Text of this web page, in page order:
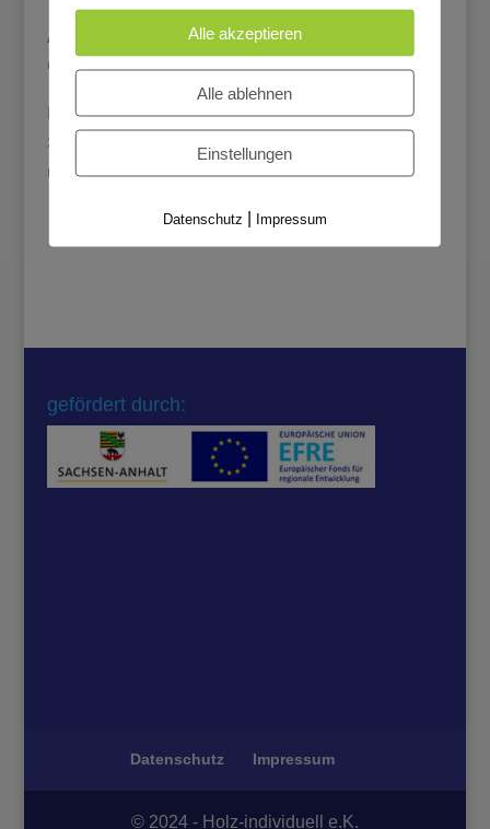
Auf Grund der vielen Farbschichten musste die
Oberfläche komplett entfernt werden.
Des Weiteren waren Schrankteile an einigen
Stellen gerissen und Schnitzereien abgebrochen
und nicht mehr vorhanden.
gefördert durch:
Datenschutz Impressum
© 2024 - Holz-individuell e.K.
Alle akzeptieren
Alle ablehnen
Einstellungen
Datenschutz Impressum